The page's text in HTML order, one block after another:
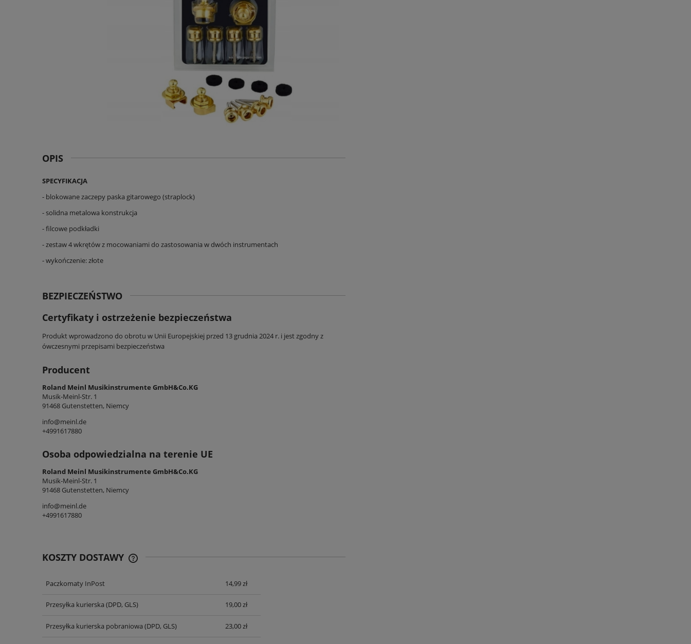
OPIS
SPECYFIKACJA
- blokowane zaczepy paska gitarowego (straplock)
- solidna metalowa konstrukcja
- filcowe podkładki
- zestaw 4 wkrętów z mocowaniami do zastosowania w dwóch instrumentach
- wykończenie: złote
BEZPIECZEŃSTWO
Certyfikaty i ostrzeżenie bezpieczeństwa
Produkt wprowadzono do obrotu w Unii Europejskiej przed 13 grudnia 2024 r. i jest zgodny z
ówczesnymi przepisami bezpieczeństwa
Producent
Roland Meinl Musikinstrumente GmbH&Co.KG
Musik-Meinl-Str. 1
91468 Gutenstetten, Niemcy
info@meinl.de
+4991617880
Osoba odpowiedzialna na terenie UE
Roland Meinl Musikinstrumente GmbH&Co.KG
Musik-Meinl-Str. 1
91468 Gutenstetten, Niemcy
info@meinl.de
+4991617880
KOSZTY DOSTAWY
CENA NIE ZAWIERA EWENTUALNYCH
Paczkomaty InPost 14,99 zł
Przesyłka kurierska (DPD, GLS) 19,00 zł
Przesyłka kurierska pobraniowa (DPD, GLS) 23,00 zł